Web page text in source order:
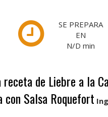
SE PREPARA
EN
N/D min
de Liebre a la
con Salsa Roquefort